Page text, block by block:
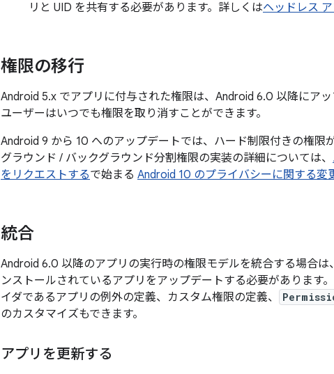
リと UID を共有する必要があります。詳しくはヘッドレス ア
権限の移行
Android 5.x でアプリに付与された権限は、Android 6.0 以降にア
ユーザーはいつでも権限を取り消すことができます。
Android 9 から 10 へのアップデートでは、ハード制限付きの権限
グラウンド / バックグラウンド分割権限の実装の詳細については、
をリクエストするで始まる Android 10 のプライバシーに関する変
統合
Android 6.0 以降のアプリの実行時の権限モデルを統合する場合
ンストールされているアプリをアップデートする必要があります
イダであるアプリの例外の定義、カスタム権限の定義、
のカスタマイズもできます。
アプリを更新する